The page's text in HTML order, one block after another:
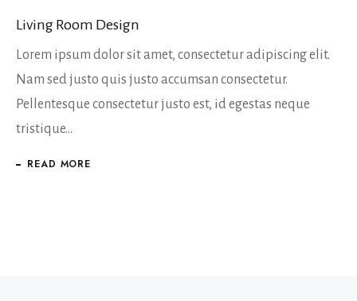
Living Room Design
Lorem ipsum dolor sit amet, consectetur adipiscing elit.
Nam sed justo quis justo accumsan consectetur.
Pellentesque consectetur justo est, id egestas neque
tristique…
READ MORE